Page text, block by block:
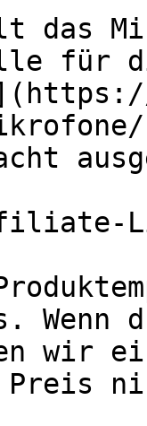
das
für
wir
Preis